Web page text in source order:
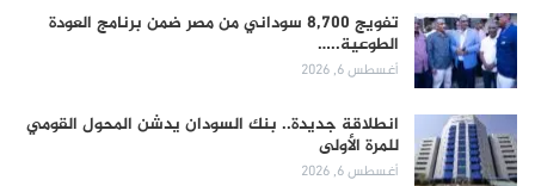
تفويج 8,700 سوداني من مصر ضمن برنامج العودة
الطوعية..…
أغسطس 6, 2026
انطلاقة جديدة.. بنك السودان يدشن المحول القومي
للمرة الأولى
أغسطس 6, 2026